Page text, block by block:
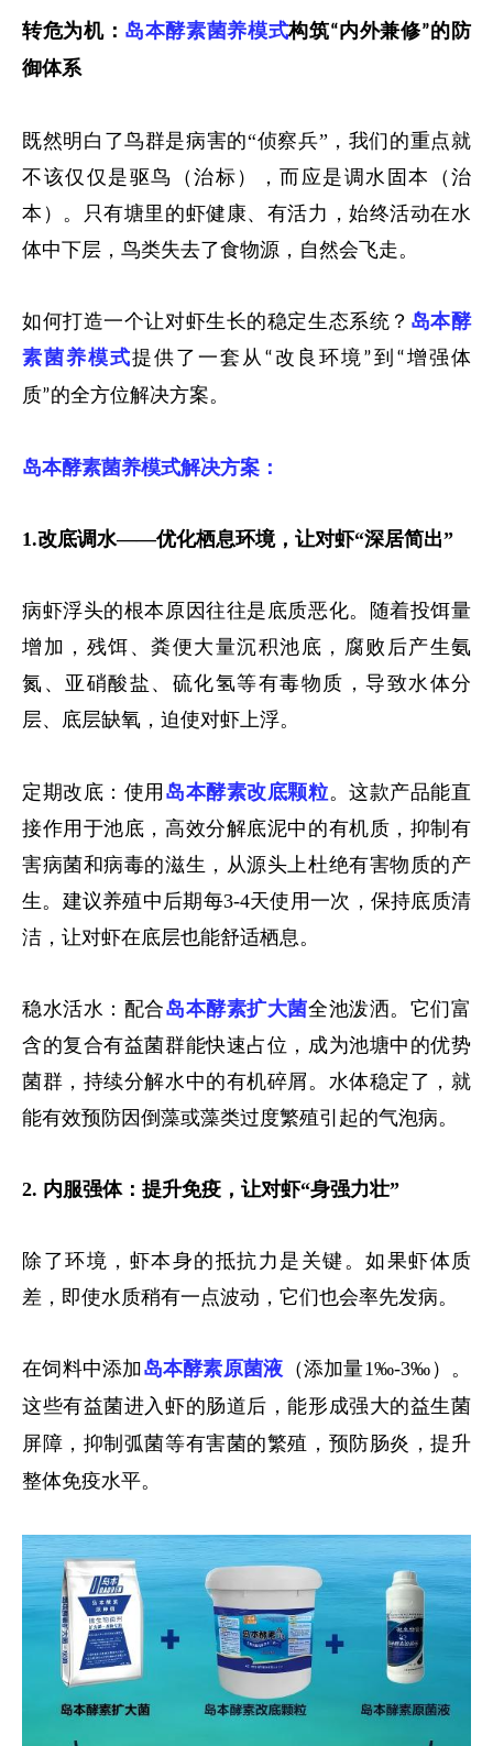
转危为机： 岛本酵素菌养模式构筑“内外兼修”的防
御体系
既然明白了鸟群是病害的“侦察兵”，我们的重点就
不该仅仅是驱鸟（治标），而应是调水固本（治
本）。只有塘里的虾健康、有活力，始终活动在水
体中下层，鸟类失去了食物源，自然会飞走。
如何打造一个让对虾生长的稳定生态系统？ 岛本酵
素菌养模式提供了一套从 “改良环境”到 “增强体
质”的全方位解决方案。
岛本酵素菌养模式解决方案：
1.改底调水——优化栖息环境，让对虾“深居简出”
病虾浮头的根本原因往往是底质恶化。随着投饵量
增加，残饵、粪便大量沉积池底，腐败后产生氨
氮、亚硝酸盐、硫化氢等有毒物质，导致水体分
层、底层缺氧，迫使对虾上浮。
定期改底：使用 岛本酵素改底颗粒。这款产品能直
接作用于池底，高效分解底泥中的有机质，抑制有
害病菌和病毒的滋生，从源头上杜绝有害物质的产
生。建议养殖中后期每3-4天使用一次，保持底质清
洁，让对虾在底层也能舒适栖息。
稳水活水：配合岛本酵素扩大菌全池泼洒。它们富
含的复合有益菌群能快速占位，成为池塘中的优势
菌群，持续分解水中的有机碎屑 。水体稳定了，就
能有效预防因倒藻或藻类过度繁殖引起的气泡病。
2. 内服强体：提升免疫，让对虾“身强力壮”
除了环境，虾本身的抵抗力是关键。如果虾体质
差，即使水质稍有一点波动，它们也会率先发病。
在饲料中添加岛本酵素原菌液 （添加量1‰-3‰ ）。
这些有益菌进入虾的肠道后，能形成强大的益生菌
屏障，抑制弧菌等有害菌的繁殖，预防肠炎 ，提升
整体免疫水平。